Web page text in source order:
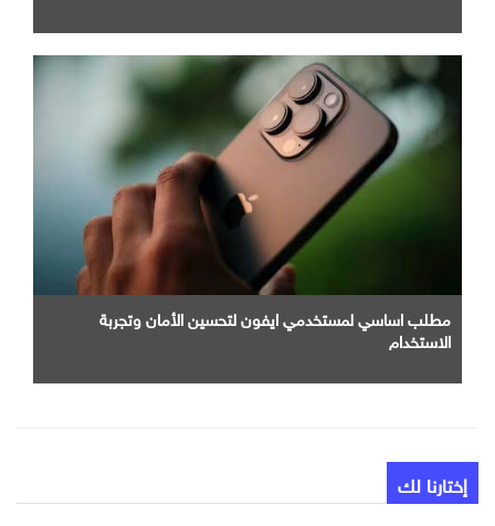
مطلب اساسي لمستخدمي ايفون لتحسين الأمان وتجربة
الاستخدام
إختارنا لك